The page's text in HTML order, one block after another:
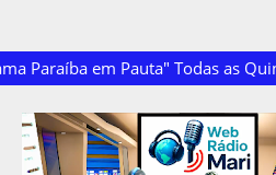
Paraíba em Pauta" Todas as